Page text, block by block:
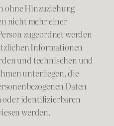
ohne Hinzuziehung
nicht mehr einer
zugeordnet werden
Informationen
und technischen und
unterliegen, die
Daten
identifizierbaren
werden.